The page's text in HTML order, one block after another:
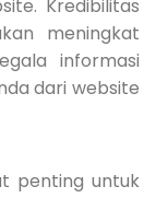
Kredibilitas
meningkat
informasi
dari website
penting untuk